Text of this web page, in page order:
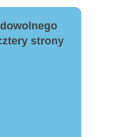
strony